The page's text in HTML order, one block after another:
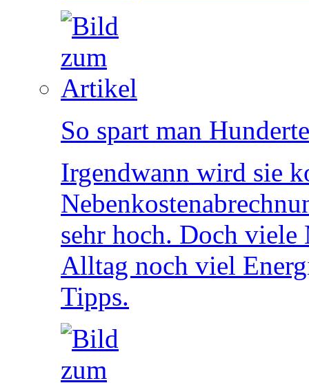
So spart man
Irgendwann wird sie
sehr hoch. Doch
Alltag noch viel
Tipps.